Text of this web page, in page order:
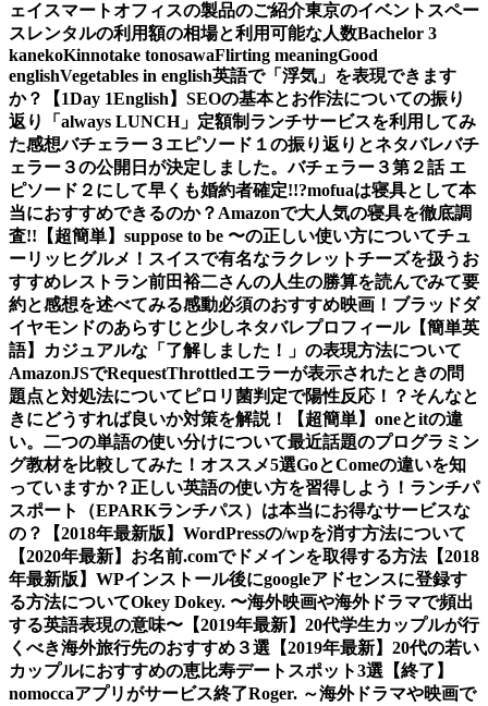
ェイスマートオフィスの製品のご紹介東京のイベントスペー
スレンタルの利用額の相場と利用可能な人数Bachelor 3
kanekoKinnotake tonosawaFlirting meaningGood
englishVegetables in english英語で「浮気」を表現できます
か？【1Day 1English】 SEOの基本とお作法についての振り
返り
「always LUNCH」定額制ランチサービスを利用してみ
た感想バチェラー３エピソード１の振り返りとネタバレバチ
ェラー３の公開日が決定しました。バチェラー３第２話 エ
ピソード２にして早くも婚約者確定!!?mofuaは寝具として本
当におすすめできるのか？Amazonで大人気の寝具を徹底調
査!! 【超簡単】suppose to be 〜の正しい使い方についてチュ
ーリッヒグルメ！スイスで有名なラクレットチーズを扱うお
すすめレストラン前田裕二さんの人生の勝算を読んでみて要
約と感想を述べてみる感動必須のおすすめ映画！ブラッドダ
イヤモンドのあらすじと少しネタバレプロフィール【簡単英
語】カジュアルな「了解しました！」の表現方法について
AmazonJSでRequestThrottledエラーが表示されたときの問
題点と対処法について ピロリ菌判定で陽性反応！？そんなと
きにどうすれば良いか対策を解説！
【超簡単】oneとitの違
い。二つの単語の使い分けについて最近話題のプログラミン
グ教材を比較してみた！オススメ5選GoとComeの違いを知
っていますか？正しい英語の使い方を習得しよう！ ランチパ
スポート（EPARKランチパス）は本当にお得なサービスな
の？
【2018年最新版】WordPressの/wpを消す方法について
【2020年最新】お名前.comでドメインを取得する方法【2018
年最新版】WPインストール後にgoogleアドセンスに登録す
る方法についてOkey Dokey. 〜海外映画や海外ドラマで頻出
する英語表現の意味〜 【2019年最新】20代学生カップルが行
くべき海外旅行先のおすすめ３選 【2019年最新】20代の若い
カップルにおすすめの恵比寿デートスポット3選 【終了】
nomoccaアプリがサービス終了Roger. ～海外ドラマや映画で